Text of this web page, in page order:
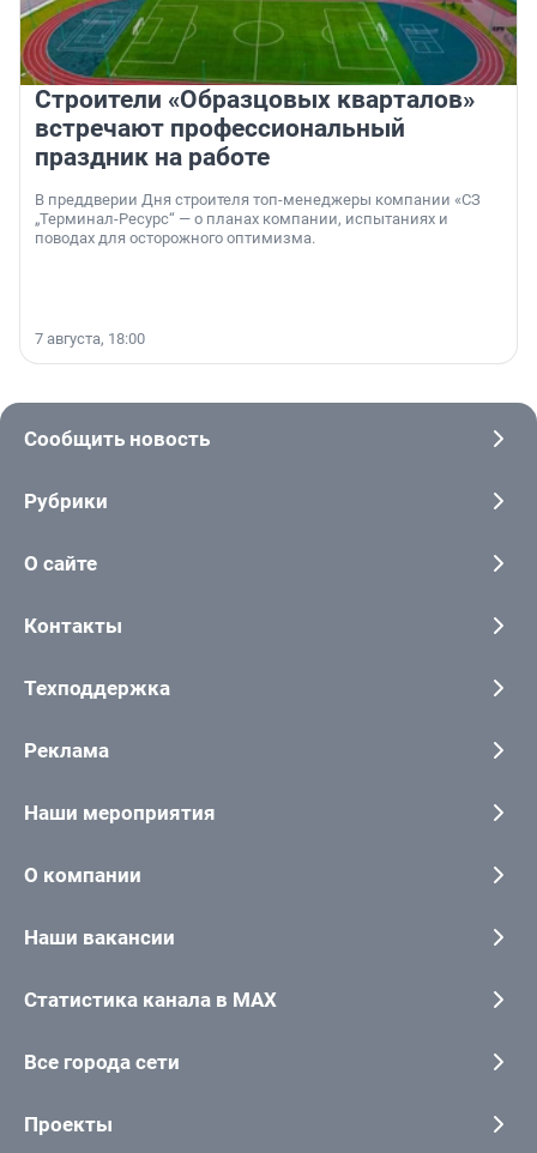
Строители «Образцовых кварталов»
встречают профессиональный
праздник на работе
В преддверии Дня строителя топ-менеджеры компании «СЗ
„Терминал-Ресурс“ — о планах компании, испытаниях и
поводах для осторожного оптимизма.
7 августа, 18:00
Сообщить новость
Рубрики
О сайте
Контакты
Техподдержка
Реклама
Наши мероприятия
О компании
Наши вакансии
Статистика канала в MAX
Все города сети
Проекты